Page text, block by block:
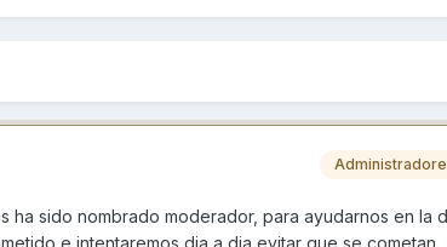
ha sido nombrado moderador, para ayudarnos en la